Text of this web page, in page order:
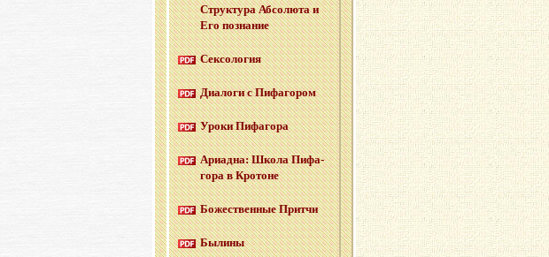
Струк­ту­ра Аб­со­лю­та и
Его по­зна­ние
Сек­со­ло­гия
Диа­ло­ги с Пи­фа­го­ром
Уроки Пи­фа­го­ра
Ари­ад­на: Школа Пи­фа­
го­ра в Кро­тоне
Бо­же­ствен­ные Прит­чи
Бы­ли­ны